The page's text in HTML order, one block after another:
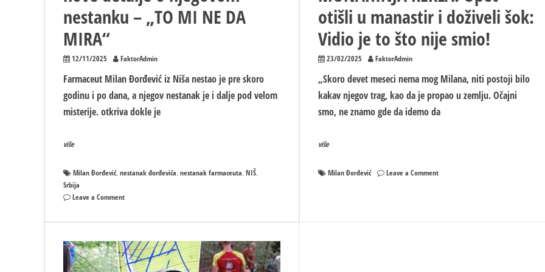
nestanku – „TO MI NE DA
MIRA“
12/11/2025 FaktorAdmin
Farmaceut Milan Đorđević iz Niša nestao je pre skoro
godinu i po dana, a njegov nestanak je i dalje pod velom
misterije. otkriva dokle je
više
Milan Đorđević, nestanak đorđevića, nestanak farmaceuta, NIŠ,
Srbija
Leave a Commenton
MI
NEVEROVATNO
I
NISAM
otišli u manastir i doživeli šok:
Vidio je to što nije smio!
23/02/2025 FaktorAdmin
„Skoro devet meseci nema mog Milana, niti postoji bilo
kakav njegov trag, kao da je propao u zemlju. Očajni
smo, ne znamo gde da idemo da
više
Milan Đorđević Leave a Commenton
VIŠE“